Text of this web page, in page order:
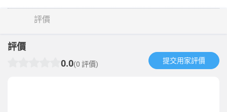
評價
評價
0.0(0 評價) 提交用家評價​